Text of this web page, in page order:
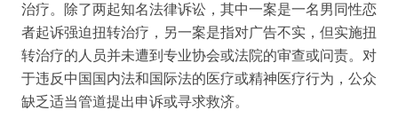
治疗。除了两起知名法律诉讼，其中一案是一名男同性恋
者起诉强迫扭转治疗，另一案是指对广告不实，但实施扭
转治疗的人员并未遭到专业协会或法院的审查或问责。对
于违反中国国内法和国际法的医疗或精神医疗行为，公众
缺乏适当管道提出申诉或寻求救济。